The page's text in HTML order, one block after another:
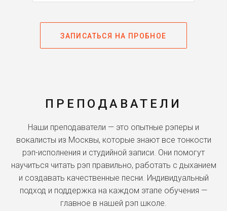
ЗАПИСАТЬСЯ НА ПРОБНОЕ
ПРЕПОДАВАТЕЛИ
Наши преподаватели — это опытные рэперы и
вокалисты из Москвы, которые знают все тонкости
рэп-исполнения и студийной записи. Они помогут
научиться читать рэп правильно, работать с дыханием
и создавать качественные песни. Индивидуальный
подход и поддержка на каждом этапе обучения —
главное в нашей рэп школе.